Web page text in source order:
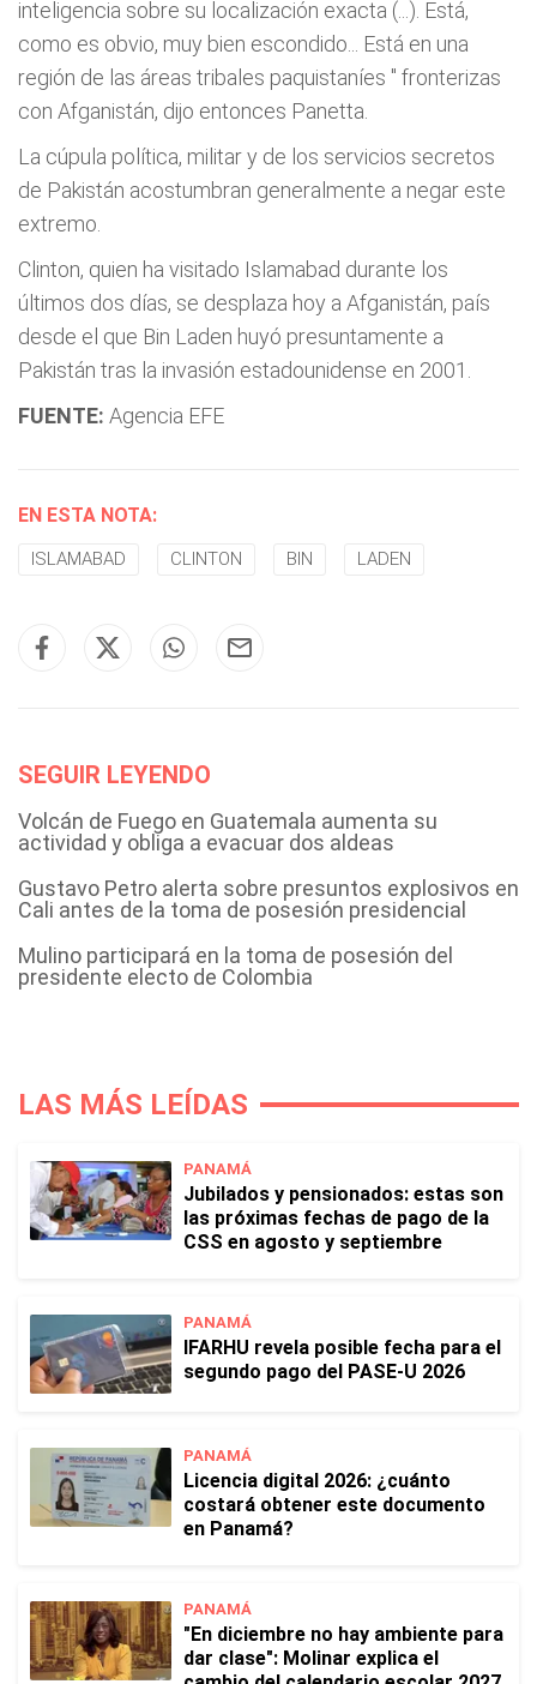
inteligencia sobre su localización exacta (...). Está,
como es obvio, muy bien escondido... Está en una
región de las áreas tribales paquistaníes " fronterizas
con Afganistán, dijo entonces Panetta.
La cúpula política, militar y de los servicios secretos
de Pakistán acostumbran generalmente a negar este
extremo.
Clinton, quien ha visitado Islamabad durante los
últimos dos días, se desplaza hoy a Afganistán, país
desde el que Bin Laden huyó presuntamente a
Pakistán tras la invasión estadounidense en 2001.
FUENTE: Agencia EFE
EN ESTA NOTA:
ISLAMABAD CLINTON BIN LADEN
SEGUIR LEYENDO
Volcán de Fuego en Guatemala aumenta su
actividad y obliga a evacuar dos aldeas
Gustavo Petro alerta sobre presuntos explosivos en
Cali antes de la toma de posesión presidencial
Mulino participará en la toma de posesión del
presidente electo de Colombia
LAS MÁS LEÍDAS
PANAMÁ
Jubilados y pensionados: estas son
las próximas fechas de pago de la
CSS en agosto y septiembre
PANAMÁ
IFARHU revela posible fecha para el
segundo pago del PASE-U 2026
PANAMÁ
Licencia digital 2026: ¿cuánto
costará obtener este documento
en Panamá?
PANAMÁ
"En diciembre no hay ambiente para
dar clase": Molinar explica el